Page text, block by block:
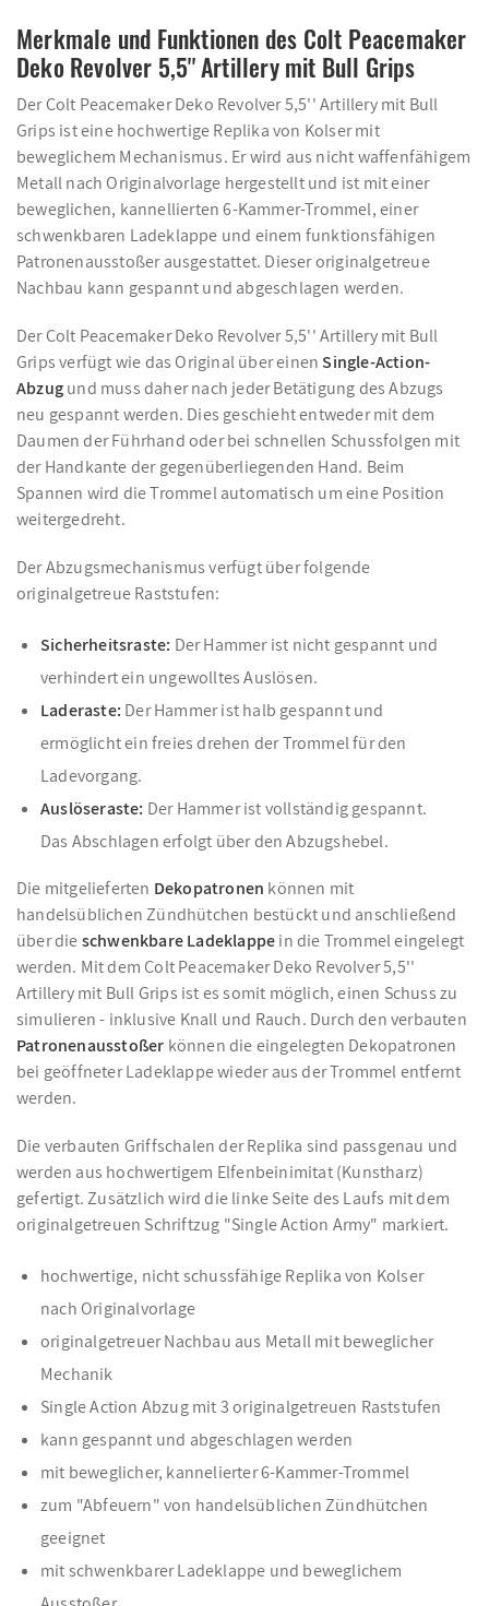
Merkmale und Funktionen des Colt Peacemaker
Deko Revolver 5,5'' Artillery mit Bull Grips
Der Colt Peacemaker Deko Revolver 5,5'' Artillery mit Bull
Grips ist eine hochwertige Replika von Kolser mit
beweglichem Mechanismus. Er wird aus nicht waffenfähigem
Metall nach Originalvorlage hergestellt und ist mit einer
beweglichen, kannellierten 6-Kammer-Trommel, einer
schwenkbaren Ladeklappe und einem funktionsfähigen
Patronenausstoßer ausgestattet. Dieser originalgetreue
Nachbau kann gespannt und abgeschlagen werden.
Der Colt Peacemaker Deko Revolver 5,5'' Artillery mit Bull
Grips verfügt wie das Original über einenSingle-Action-
Abzugund muss daher nach jeder Betätigung des Abzugs
neu gespannt werden. Dies geschieht entweder mit dem
Daumen der Führhand oder bei schnellen Schussfolgen mit
der Handkante der gegenüberliegenden Hand. Beim
Spannen wird die Trommel automatisch um eine Position
weitergedreht.
Der Abzugsmechanismus verfügt über folgende
originalgetreue Raststufen:
Sicherheitsraste: Der Hammer ist nicht gespannt und
verhindert ein ungewolltes Auslösen.
Laderaste: Der Hammer ist halb gespannt und
ermöglicht ein freies drehen der Trommel für den
Ladevorgang.
Auslöseraste: Der Hammer ist vollständig gespannt.
Das Abschlagen erfolgt über den Abzugshebel.
Die mitgelieferten Dekopatronen können mit
handelsüblichen Zündhütchen bestückt und anschließend
über dieschwenkbare Ladeklappein die Trommel eingelegt
werden. Mit dem Colt Peacemaker Deko Revolver 5,5''
Artillery mit Bull Grips ist es somit möglich, einen Schuss zu
simulieren - inklusive Knall und Rauch. Durch den verbauten
Patronenausstoßer können die eingelegten Dekopatronen
bei geöffneter Ladeklappe wieder aus der Trommel entfernt
werden.
Die verbauten Griffschalen der Replika sind passgenau und
werden aus hochwertigem Elfenbeinimitat (Kunstharz)
gefertigt. Zusätzlich wird die linke Seite des Laufs mit dem
originalgetreuen Schriftzug "Single Action Army" markiert.
hochwertige, nicht schussfähige Replika von Kolser
nach Originalvorlage
originalgetreuer Nachbau aus Metall mit beweglicher
Mechanik
Single Action Abzug mit 3 originalgetreuen Raststufen
kann gespannt und abgeschlagen werden
mit beweglicher, kannelierter 6-Kammer-Trommel
zum "Abfeuern" von handelsüblichen Zündhütchen
geeignet
mit schwenkbarer Ladeklappe und beweglichem